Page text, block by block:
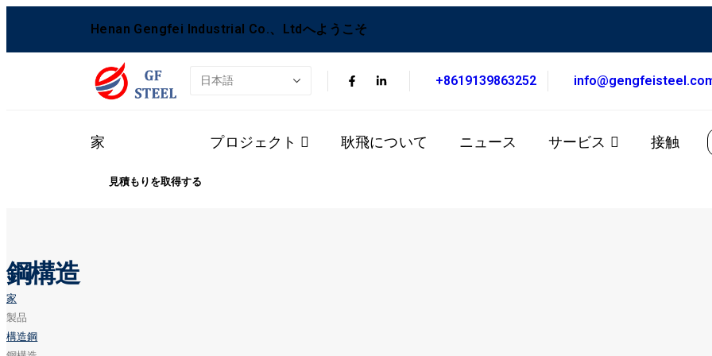
Henan Gengfei Industrial Co.、Ltdへようこそ
+8619139863252
家 プロジェクト 耿飛について ニュース サービス 接触
見積もりを取得する
鋼構造
家
製品
構造鋼